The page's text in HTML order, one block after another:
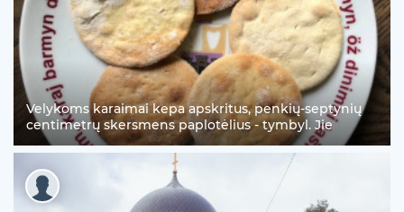
Velykoms karaimai kepa apskritus, penkių-septynių
centimetrų skersmens paplotėlius - tymbyl. Jie